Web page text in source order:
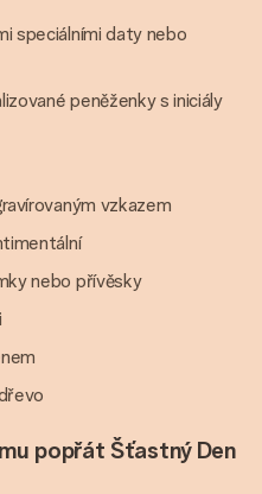
speciálními daty nebo
peněženky s iniciály
vzkazem
nebo přívěsky
popřát Šťastný Den